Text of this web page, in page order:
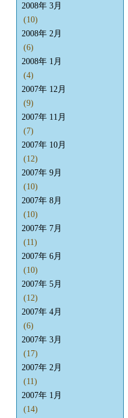
2008年 3月
(10)
2008年 2月
(6)
2008年 1月
(4)
2007年 12月
(9)
2007年 11月
(7)
2007年 10月
(12)
2007年 9月
(10)
2007年 8月
(10)
2007年 7月
(11)
2007年 6月
(10)
2007年 5月
(12)
2007年 4月
(6)
2007年 3月
(17)
2007年 2月
(11)
2007年 1月
(14)